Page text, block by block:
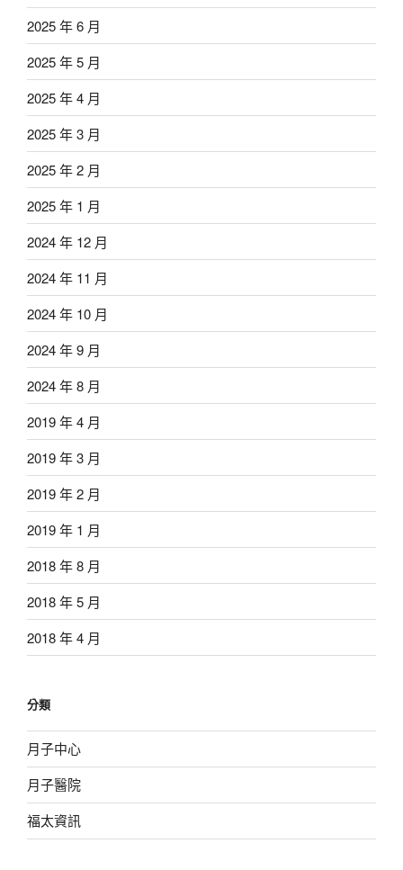
2025 年 6 月
2025 年 5 月
2025 年 4 月
2025 年 3 月
2025 年 2 月
2025 年 1 月
2024 年 12 月
2024 年 11 月
2024 年 10 月
2024 年 9 月
2024 年 8 月
2019 年 4 月
2019 年 3 月
2019 年 2 月
2019 年 1 月
2018 年 8 月
2018 年 5 月
2018 年 4 月
分類
月子中心
月子醫院
福太資訊